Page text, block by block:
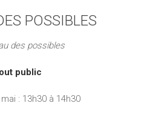
POSSIBLES
des possibles
public
: 13h30 à 14h30